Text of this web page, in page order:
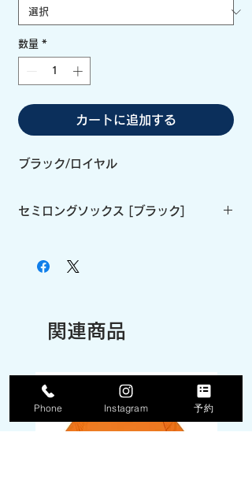
数量 *
カートに追加する
ブラック/ロイヤル
セミロングソックス [ブラック]
地球史上最強のハンター T-REX がバス
を纏(まと)う新時代のバスケットボール
アパレルが始まる。
(※)こちらは『本体ブラック』の商品ペ
ージです。『本体ホワイト』は別ページ
にあります。
HOOPREXのセミロングソックス
関連商品
Phone Instagram 予約